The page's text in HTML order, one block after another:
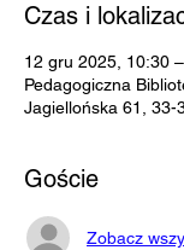
Czas i
12 gru 2025, 10:30
Pedagogiczna
Jagiellońska 61, 33-
Goście
Zobacz